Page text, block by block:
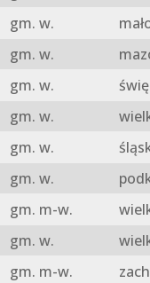
gm. w.
gm. w.
gm. w.
gm. w.
gm. w.
gm. w.
gm. m-w.
gm. w.
gm. m-w.